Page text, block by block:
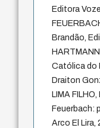
Editora
Brandão,
Católica do
Draiton
LIMA
Feuerbach:
Arco El Lira,